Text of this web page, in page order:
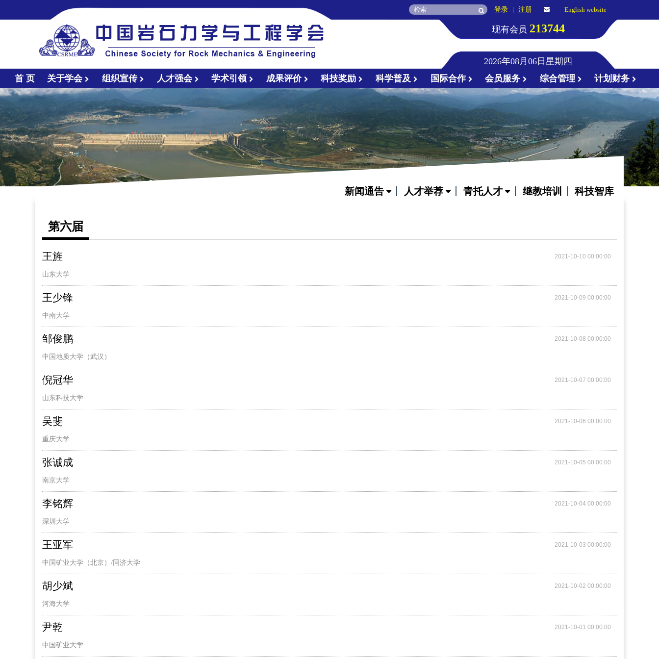
登录 注册 English website
现有会员 213744
2026年08月06日星期四
首 页
关于学会 组织宣传 人才强会 学术引领 成果评价 科技奖励 科学普及 国际合作 会员服务 综合管理 计划财务
新闻通告 人才举荐 青托人才 继教培训 科技智库
第六届
王旌 2021-10-10 00:00:00
山东大学
王少锋 2021-10-09 00:00:00
中南大学
邹俊鹏 2021-10-08 00:00:00
中国地质大学（武汉）
倪冠华 2021-10-07 00:00:00
山东科技大学
吴斐 2021-10-06 00:00:00
重庆大学
张诚成 2021-10-05 00:00:00
南京大学
李铭辉 2021-10-04 00:00:00
深圳大学
王亚军 2021-10-03 00:00:00
中国矿业大学（北京）/同济大学
胡少斌 2021-10-02 00:00:00
河海大学
尹乾 2021-10-01 00:00:00
中国矿业大学